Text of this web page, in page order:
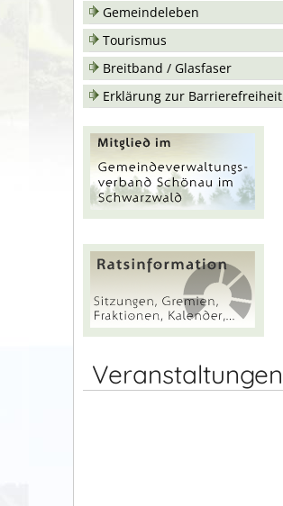
Gemeindeleben
Tourismus
Breitband / Glasfaser
Erklärung zur Barrierefreiheit
Veranstaltungen